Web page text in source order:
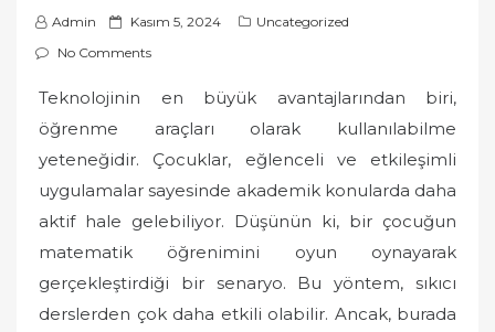
Admin
P
o
t
d
Kasım 5, 2024
Uncategorized
No Comments
Teknolojinin en büyük avantajlarından biri,
öğrenme araçları olarak kullanılabilme
yeteneğidir. Çocuklar, eğlenceli ve etkileşimli
uygulamalar sayesinde akademik konularda daha
aktif hale gelebiliyor. Düşünün ki, bir çocuğun
matematik öğrenimini oyun oynayarak
gerçekleştirdiği bir senaryo. Bu yöntem, sıkıcı
derslerden çok daha etkili olabilir. Ancak, burada